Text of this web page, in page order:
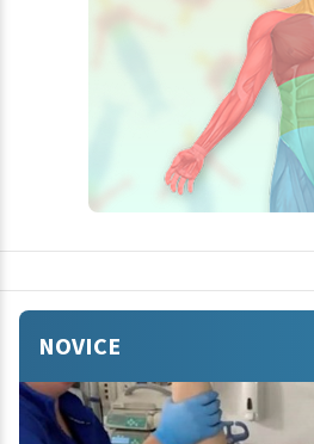
NOVICE